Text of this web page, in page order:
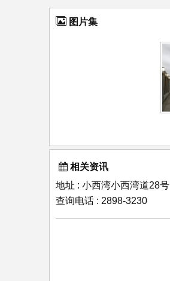
图片集
相关资讯
地址 : 小西湾小西湾道28号
查询电话 : 2898-3230